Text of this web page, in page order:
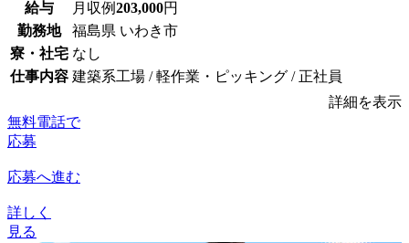
給与 月収例203,000円
勤務地
福島県 いわき市
寮・社宅 なし
仕事内容 建築系工場 / 軽作業・ピッキング / 正社員
詳細を表示
無料電話で
応募
応募へ進む
詳しく
見る